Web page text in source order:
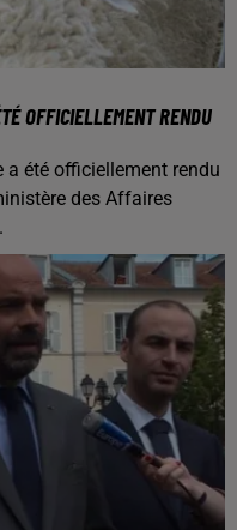
OFFICIELLEMENT RENDU
a été officiellement rendu
des Affaires